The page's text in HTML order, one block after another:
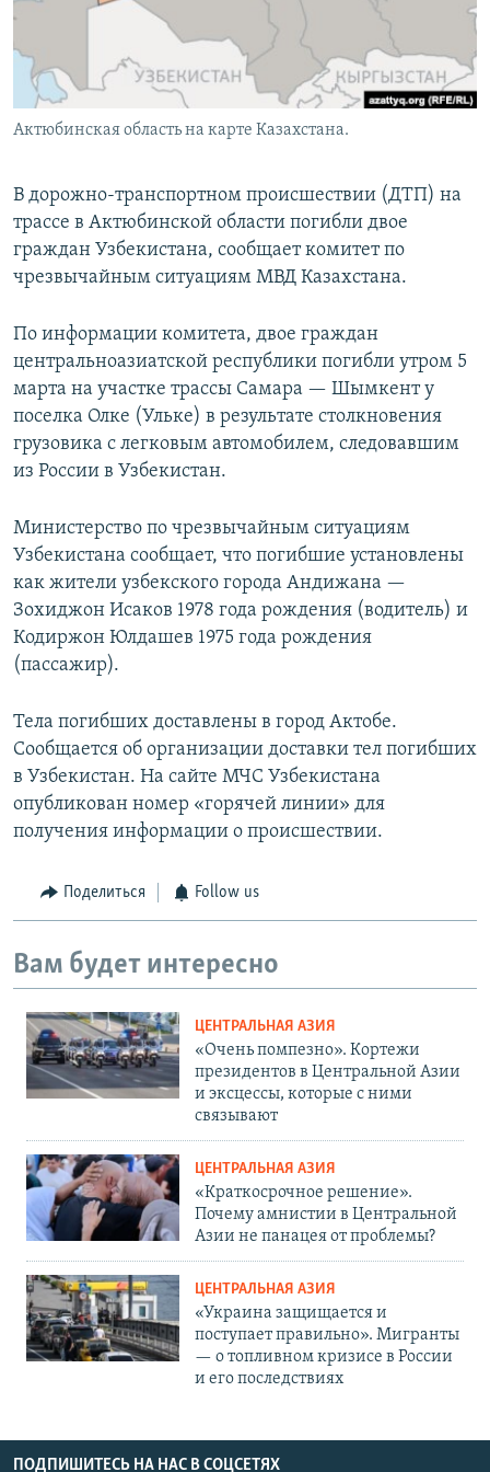
Актюбинская область на карте Казахстана.
В дорожно-транспортном происшествии (ДТП) на
трассе в Актюбинской области погибли двое
граждан Узбекистана, сообщает комитет по
чрезвычайным ситуациям МВД Казахстана.
По информации комитета, двое граждан
центральноазиатской республики погибли утром 5
марта на участке трассы Самара — Шымкент у
поселка Олке (Ульке) в результате столкновения
грузовика с легковым автомобилем, следовавшим
из России в Узбекистан.
Министерство по чрезвычайным ситуациям
Узбекистана сообщает, что погибшие установлены
как жители узбекского города Андижана —
Зохиджон Исаков 1978 года рождения (водитель) и
Кодиржон Юлдашев 1975 года рождения
(пассажир).
Тела погибших доставлены в город Актобе.
Сообщается об организации доставки тел погибших
в Узбекистан. На сайте МЧС Узбекистана
опубликован номер «горячей линии» для
получения информации о происшествии.
Поделиться Follow us
Вам будет интересно
ЦЕНТРАЛЬНАЯ АЗИЯ
«Очень помпезно». Кортежи
президентов в Центральной Азии
и эксцессы, которые с ними
связывают
ЦЕНТРАЛЬНАЯ АЗИЯ
«Краткосрочное решение».
Почему амнистии в Центральной
Азии не панацея от проблемы?
ЦЕНТРАЛЬНАЯ АЗИЯ
«Украина защищается и
поступает правильно». Мигранты
— о топливном кризисе в России
и его последствиях
ПОДПИШИТЕСЬ НА НАС В СОЦСЕТЯХ